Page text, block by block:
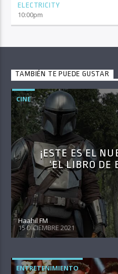
ELECTRICITY
10:00pm
TAMBIÉN TE PUEDE GUSTAR
CINE
¡ESTE ES EL
‘EL LIBRO DE
Haahil FM
15 DICIEMBRE 2021
ENTRETENIMIENTO